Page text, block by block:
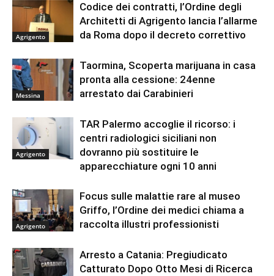
Agrigento
Codice dei contratti, l’Ordine degli
Architetti di Agrigento lancia l’allarme
da Roma dopo il decreto correttivo
Messina
Taormina, Scoperta marijuana in casa
pronta alla cessione: 24enne
arrestato dai Carabinieri
Agrigento
TAR Palermo accoglie il ricorso: i
centri radiologici siciliani non
dovranno più sostituire le
apparecchiature ogni 10 anni
Agrigento
Focus sulle malattie rare al museo
Griffo, l’Ordine dei medici chiama a
raccolta illustri professionisti
Arresto a Catania: Pregiudicato
Catturato Dopo Otto Mesi di Ricerca